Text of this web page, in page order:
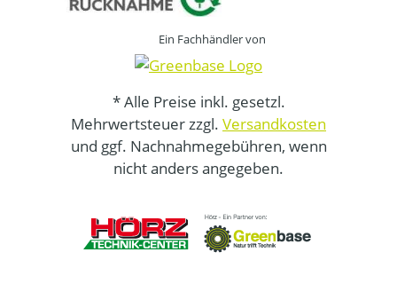
Ein Fachhändler von
* Alle Preise inkl. gesetzl.
Mehrwertsteuer zzgl. Versandkosten
und ggf. Nachnahmegebühren, wenn
nicht anders angegeben.